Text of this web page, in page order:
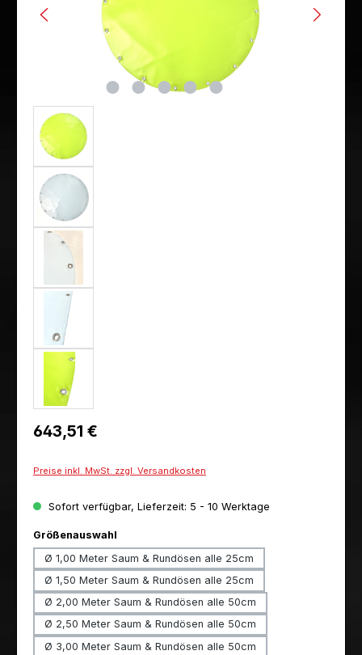
Regulärer Preis:
643,51 €
Preise inkl. MwSt. zzgl. Versandkosten
Sofort verfügbar, Lieferzeit: 5 - 10 Werktage
Größenauswahl
Ø 1,00 Meter Saum & Rundösen alle 25cm
Ø 1,50 Meter Saum & Rundösen alle 25cm
Ø 2,00 Meter Saum & Rundösen alle 50cm
Ø 2,50 Meter Saum & Rundösen alle 50cm
Ø 3,00 Meter Saum & Rundösen alle 50cm